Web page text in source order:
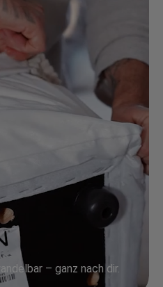
– ganz nach dir.